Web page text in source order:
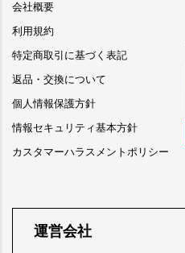
会社概要
利用規約
特定商取引に基づく表記
返品・交換について
個人情報保護方針
情報セキュリティ基本方針
カスタマーハラスメントポリシー
運営会社